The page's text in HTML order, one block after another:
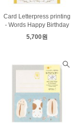
Card Letterpress printing
- Words Happy Birthday
5,700원